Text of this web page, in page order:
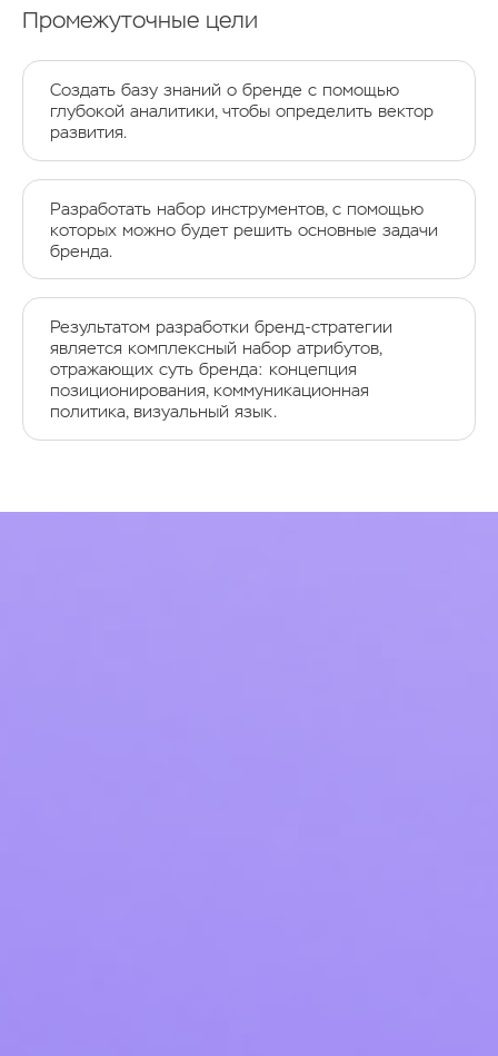
Промежуточные цели
Создать базу знаний о бренде с помощью
глубокой аналитики, чтобы определить вектор
развития.
Разработать набор инструментов, с помощью
которых можно будет решить основные задачи
бренда.
Результатом разработки бренд-стратегии
является комплексный набор атрибутов,
отражающих суть бренда: концепция
позиционирования, коммуникационная
политика, визуальный язык.